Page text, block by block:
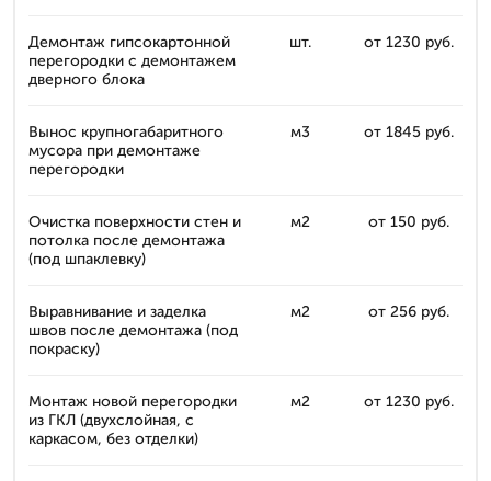
Демонтаж гипсокартонной
перегородки с демонтажем
дверного блока
шт. от 1230 руб.
Вынос крупногабаритного
мусора при демонтаже
перегородки
м3 от 1845 руб.
Очистка поверхности стен и
потолка после демонтажа
(под шпаклевку)
м2 от 150 руб.
Выравнивание и заделка
швов после демонтажа (под
покраску)
м2 от 256 руб.
Монтаж новой перегородки
из ГКЛ (двухслойная, с
каркасом, без отделки)
м2 от 1230 руб.